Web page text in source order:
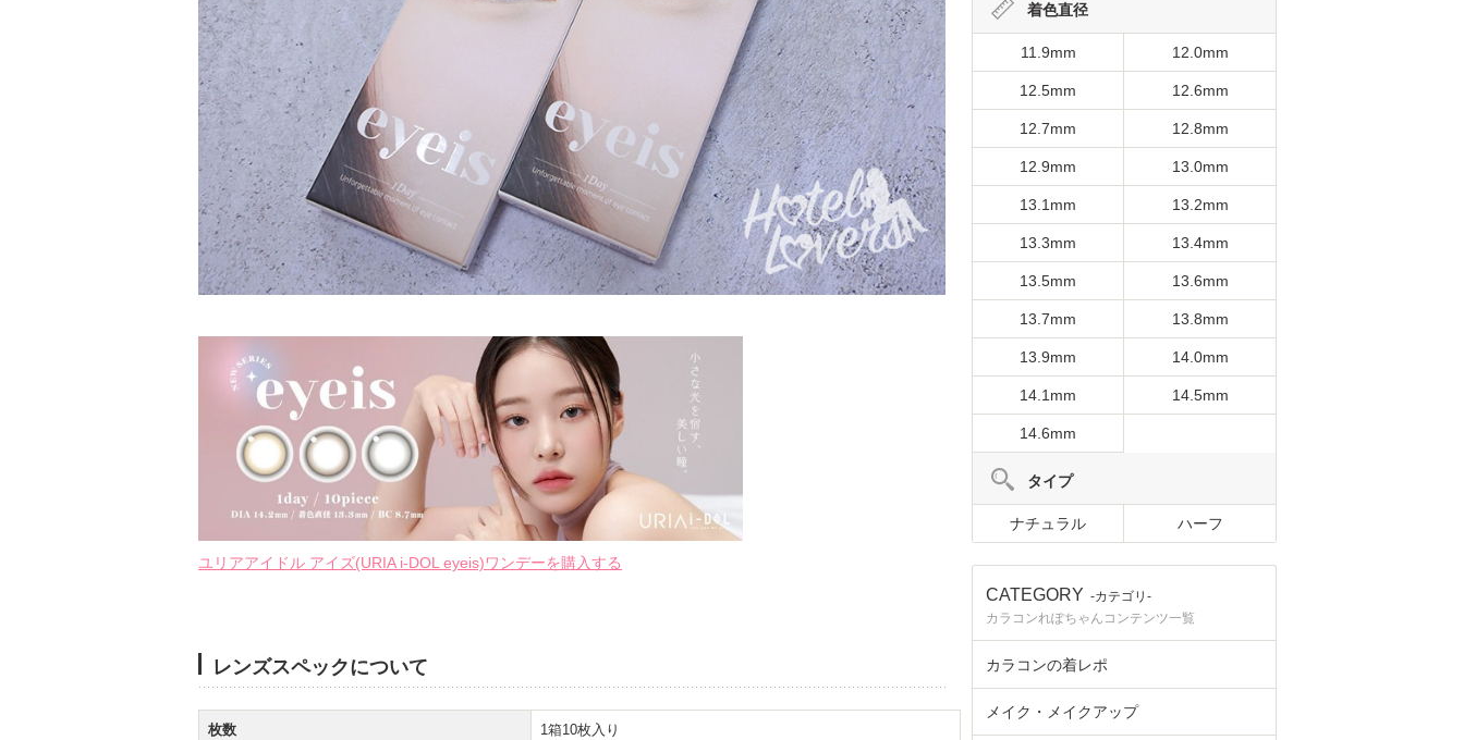
ユリアアイドル アイズ(URIA i-DOL eyeis)ワンデーを購入する
レンズスペックについて
枚数 1箱10枚入り
着色直径
11.9mm 12.0mm
12.5mm 12.6mm
12.7mm 12.8mm
12.9mm 13.0mm
13.1mm 13.2mm
13.3mm 13.4mm
13.5mm 13.6mm
13.7mm 13.8mm
13.9mm 14.0mm
14.1mm 14.5mm
14.6mm
タイプ
ナチュラル ハーフ
CATEGORY -カテゴリ-
カラコンれぽちゃんコンテンツ一覧
カラコンの着レポ
メイク・メイクアップ